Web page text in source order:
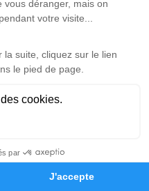
Hommages
hommage est
Je rends hommage
de Coëx